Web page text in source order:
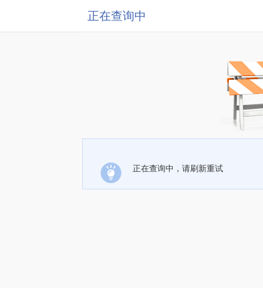
正在查询中
正在查询中，请刷新重试